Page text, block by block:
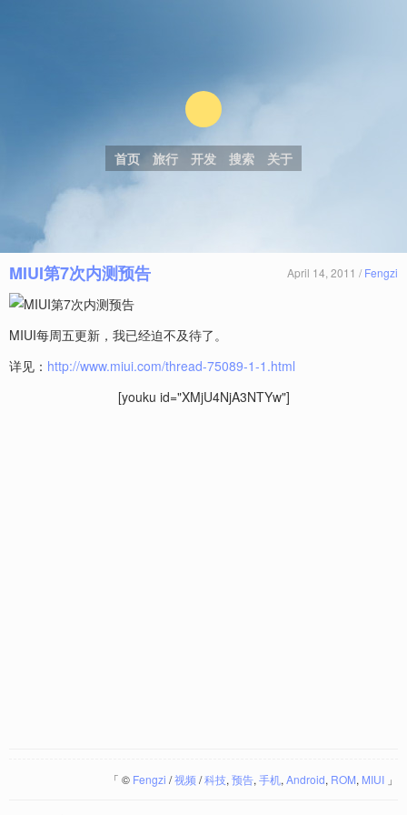
首页 旅行 开发 搜索 关于
MIUI第7次内测预告 April 14, 2011 / Fengzi
MIUI每周五更新，我已经迫不及待了。
详见： http://www.miui.com/thread-75089-1-1.html
[youku id="XMjU4NjA3NTYw"]
「 © Fengzi /视频/科技, 预告, 手机, Android, ROM, MIUI 」